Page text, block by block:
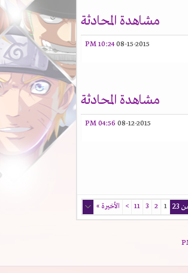
مشاهدة المحادثة
08-15-2015
10:24 PM
مشاهدة المحادثة
08-12-2015
04:56 PM
2
11
> الأخيرة»